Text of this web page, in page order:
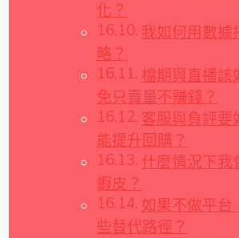
化？
我如何用數據
略？
檔期與直播該
免只賣量不賺錢？
客服與負評要
能提升回購？
什麼情況下我
蝦皮？
如果不做平台
些替代路徑？